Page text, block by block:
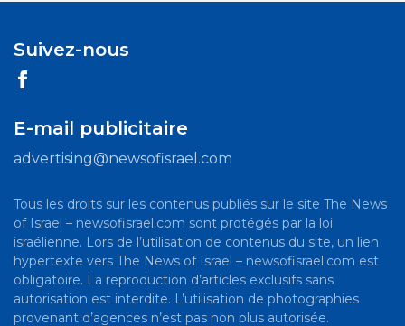
Suivez-nous
E-mail publicitaire
advertising@newsofisrael.com
Tous les droits sur les contenus publiés sur le site The News
of Israel – newsofisrael.com sont protégés par la loi
israélienne. Lors de l’utilisation de contenus du site, un lien
hypertexte vers The News of Israel – newsofisrael.com est
obligatoire. La reproduction d’articles exclusifs sans
autorisation est interdite. L’utilisation de photographies
provenant d’agences n’est pas non plus autorisée.